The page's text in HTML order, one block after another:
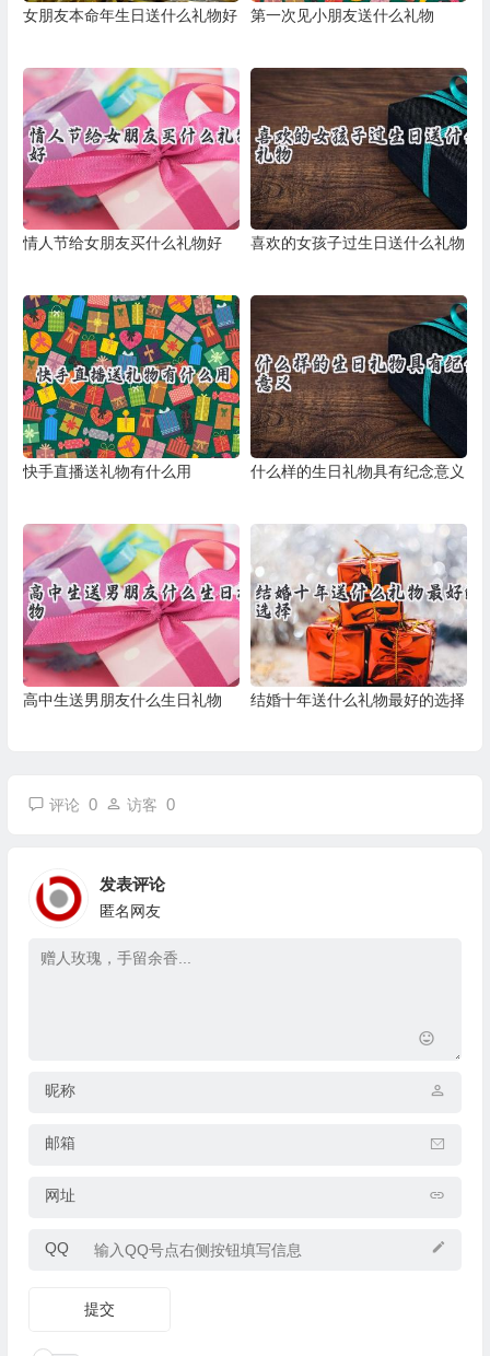
女朋友本命年生日送什么礼物好 第一次见小朋友送什么礼物
情人节给女朋友买什么礼物好 喜欢的女孩子过生日送什么礼物
快手直播送礼物有什么用 什么样的生日礼物具有纪念意义
高中生送男朋友什么生日礼物 结婚十年送什么礼物最好的选择
评论 0 访客 0
发表评论
匿名网友
昵称
邮箱
网址
QQ